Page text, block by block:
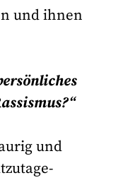
und ihnen
und